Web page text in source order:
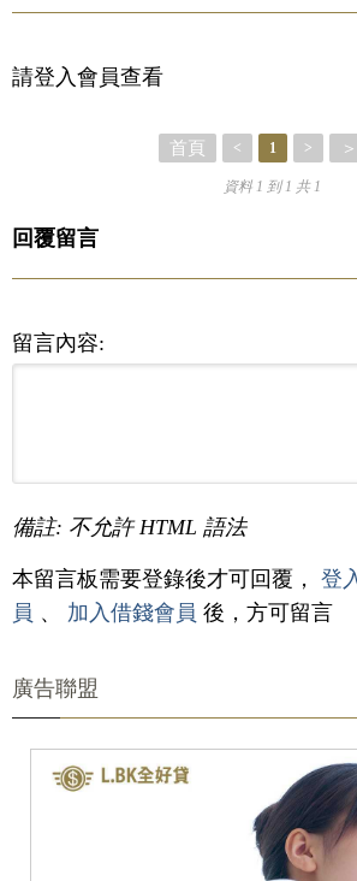
請登入會員查看
首頁 < 1 >
資料 1 到 1 共 1
回覆留言
留言內容:
備註: 不允許 HTML 語法
本留言板需要登錄後才可回覆， 登
員 、 加入借錢會員 後，方可留言
廣告聯盟